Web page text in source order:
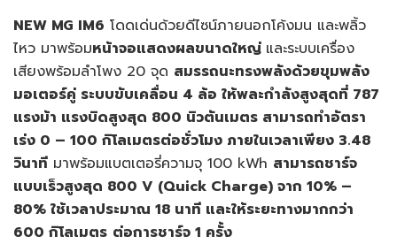
NEW MG IM6 โดดเด่นด้วยดีไซน์ภายนอกโค้งมน และพลิ้ว
ไหว มาพร้อมหน้าจอแสดงผลขนาดใหญ่ และระบบเครื่อง
เสียงพร้อมลําโพง 20 จุด สมรรถนะทรงพลังด้วยขุมพลัง
มอเตอร์คู่ ระบบขับเคลื่อน 4 ล้อ ให้พละกำลังสูงสุดที่ 787
แรงม้า แรงบิดสูงสุด 800 นิวตันเมตร สามารถทำอัตรา
เร่ง 0 – 100 กิโลเมตรต่อชั่วโมง ภายในเวลาเพียง 3.48
วินาที มาพร้อมแบตเตอรี่ความจุ 100 kWh สามารถชาร์จ
แบบเร็วสูงสุด 800 V (Quick Charge) จาก 10% –
80% ใช้เวลาประมาณ 18 นาที และให้ระยะทางมากกว่า
600 กิโลเมตร ต่อการชาร์จ 1 ครั้ง